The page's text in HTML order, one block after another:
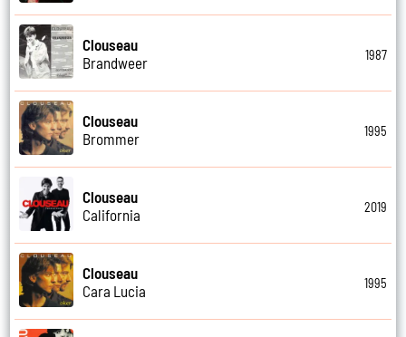
Clouseau
Brandweer
1987
Clouseau
Brommer
1995
Clouseau
California
2019
Clouseau
Cara Lucia
1995